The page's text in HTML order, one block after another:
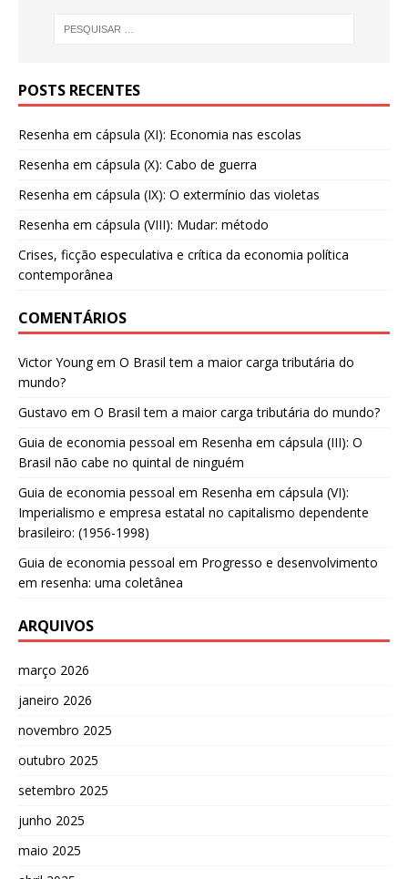
POSTS RECENTES
Resenha em cápsula (XI): Economia nas escolas
Resenha em cápsula (X): Cabo de guerra
Resenha em cápsula (IX): O extermínio das violetas
Resenha em cápsula (VIII): Mudar: método
Crises, ficção especulativa e crítica da economia política
contemporânea
COMENTÁRIOS
Victor Youngem O Brasil tem a maior carga tributária do
mundo?
Gustavo em O Brasil tem a maior carga tributária do mundo?
Guia de economia pessoal em Resenha em cápsula (III): O
Brasil não cabe no quintal de ninguém
Guia de economia pessoal em Resenha em cápsula (VI):
Imperialismo e empresa estatal no capitalismo dependente
brasileiro: (1956-1998)
Guia de economia pessoal em Progresso e desenvolvimento
em resenha: uma coletânea
ARQUIVOS
março 2026
janeiro 2026
novembro 2025
outubro 2025
setembro 2025
junho 2025
maio 2025